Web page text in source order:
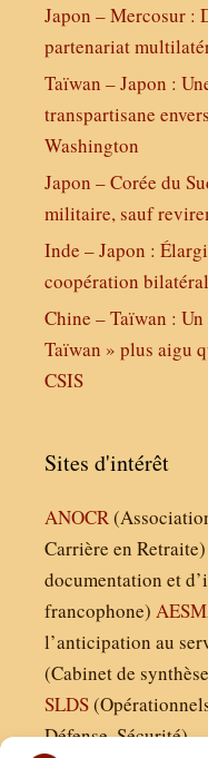
Japon – Mercosur :
partenariat
Taïwan – Japon :
transpartisane
Washington
Japon – Corée du
militaire, sauf
Inde – Japon :
coopération
Chine – Taïwan :
Taïwan » plus aigu
CSIS
Sites d'intérêt
ANOCR
Carrière en Retraite)
documentation et
francophone)
l’anticipation au
(Cabinet de
SLDS
Défense, Sécurité)